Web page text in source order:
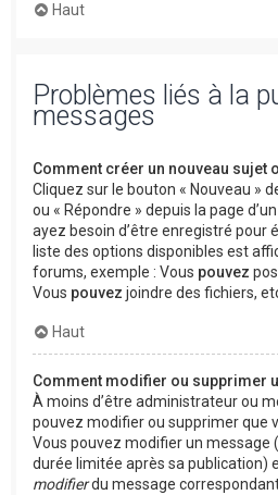
Haut
Problèmes liés à la
messages
Comment créer un nouveau sujet
Cliquez sur le bouton « Nouveau »
ou « Répondre » depuis la page
ayez besoin d’être enregistré pour
liste des options disponibles est
forums, exemple : Vous pouvez
Vous pouvez joindre des fichiers,
Haut
Comment modifier ou supprimer
À moins d’être administrateur ou
pouvez modifier ou supprimer que
Vous pouvez modifier un message
durée limitée après sa publication)
modifierdu message